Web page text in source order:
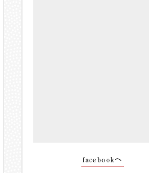
facebookへ